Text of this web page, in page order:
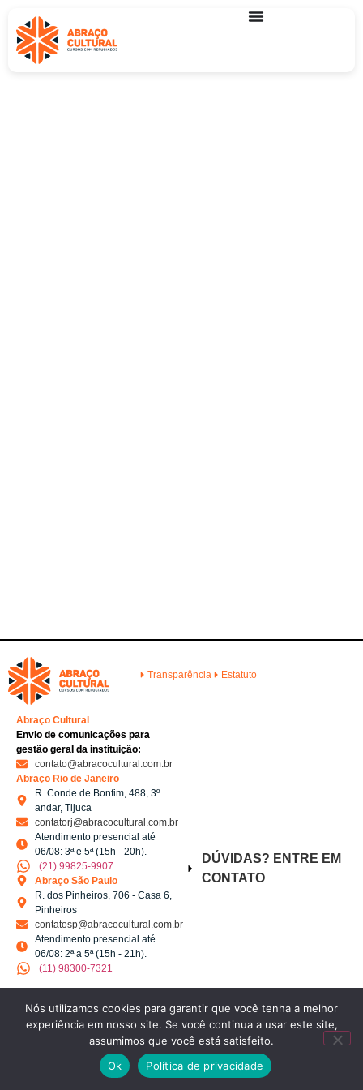
Transparência Estatuto
DÚVIDAS? ENTRE EM
CONTATO
Abraço Cultural
Envio de comunicações para
gestão geral da instituição:
contato@abracocultural.com.br
Abraço Rio de Janeiro
R. Conde de Bonfim, 488, 3º
andar, Tijuca
contatorj@abracocultural.com.br
Atendimento presencial até
06/08: 3ª e 5ª (15h - 20h).
(21) 99825-9907
Abraço São Paulo
R. dos Pinheiros, 706 - Casa 6,
Pinheiros
contatosp@abracocultural.com.br
Atendimento presencial até
06/08: 2ª a 5ª (15h - 21h).
(11) 98300-7321
Copyright 2023 Abraço Cultural | Desenvolvido por Webinhood
SIGA A ABRAÇO
Nós utilizamos cookies para garantir que você tenha a melhor
experiência em nosso site. Se você continua a usar este site,
assumimos que você está satisfeito.
Ok
Política de privacidade